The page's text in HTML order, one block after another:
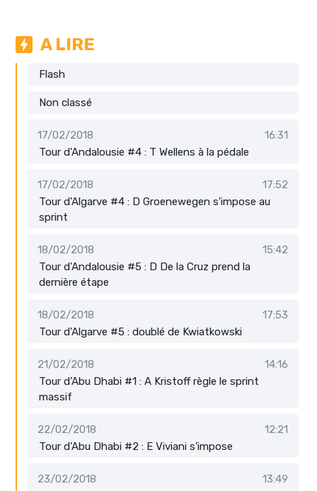
A LIRE
Flash
Non classé
17/02/2018
16:31
Tour d'Andalousie #4 : T Wellens à la pédale
17/02/2018
17:52
Tour d'Algarve #4 : D Groenewegen s'impose au
sprint
18/02/2018
15:42
Tour d'Andalousie #5 : D De la Cruz prend la
dernière étape
18/02/2018
17:53
Tour d'Algarve #5 : doublé de Kwiatkowski
21/02/2018
14:16
Tour d’Abu Dhabi #1 : A Kristoff règle le sprint
massif
22/02/2018
12:21
Tour d’Abu Dhabi #2 : E Viviani s’impose
23/02/2018
13:49